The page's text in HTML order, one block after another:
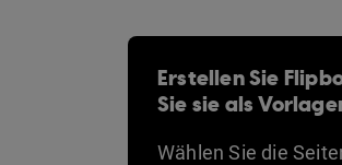
Erstellen Sie
Sie sie als
Wählen Sie die